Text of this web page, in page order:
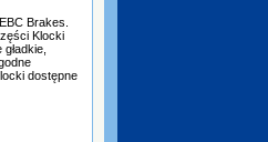
Brakes.
Klocki
dostępne